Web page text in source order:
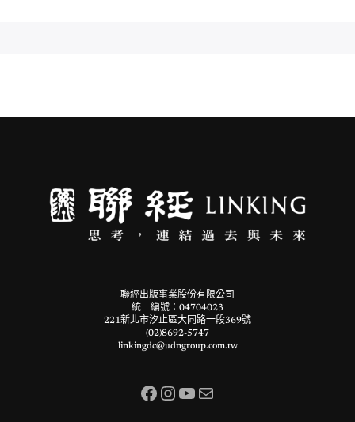
聯經出版事業股份有限公司
統一編號：04704023
221新北市汐止區大同路一段369號
(02)8692-5747
linkingdc@udngroup.com.tw
Facebook InstagramYouTube 電子郵件